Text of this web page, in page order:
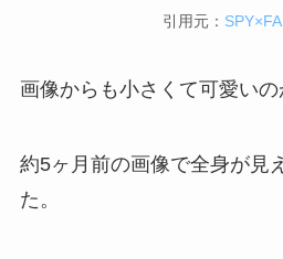
引用元：
画像からも小さくて可愛いの
約5ヶ月前の画像で全身が見
た。